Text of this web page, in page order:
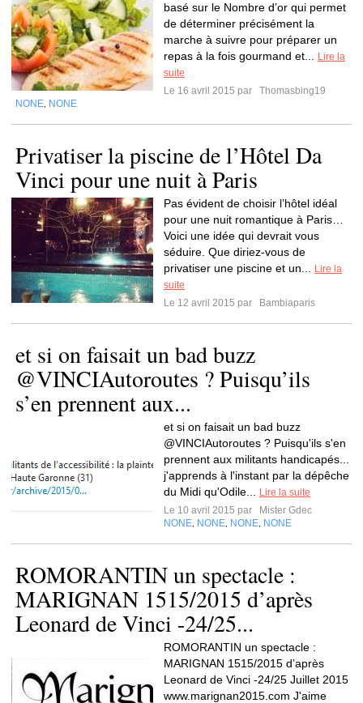
basé sur le Nombre d’or qui permet
de déterminer précisément la
marche à suivre pour préparer un
repas à la fois gourmand et...
Lire la
suite
Le 16 avril 2015 par
Thomasbing19
NONE NONE
Privatiser la piscine de l’Hôtel Da
Vinci pour une nuit à Paris
Pas évident de choisir l’hôtel idéal
pour une nuit romantique à Paris…
Voici une idée qui devrait vous
séduire. Que diriez-vous de
privatiser une piscine et un...
Lire la
suite
Le 12 avril 2015 par
Bambiaparis
et si on faisait un bad buzz
@VINCIAutoroutes ? Puisqu’ils
s’en prennent aux...
et si on faisait un bad buzz
@VINCIAutoroutes ? Puisqu'ils s'en
prennent aux militants handicapés...
j'apprends à l'instant par la dépêche
du Midi qu'Odile...
Lire la suite
Le 10 avril 2015 par
Mister Gdec
NONE NONE NONE NONE
ROMORANTIN un spectacle :
MARIGNAN 1515/2015 d’après
Leonard de Vinci -24/25...
ROMORANTIN un spectacle :
MARIGNAN 1515/2015 d’après
Leonard de Vinci -24/25 Juillet 2015
www.marignan2015.com J'aime